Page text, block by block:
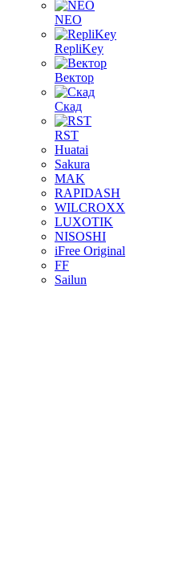
NEO
RepliKey
Вектор
Скад
RST
Huatai
Sakura
MAK
RAPIDASH
WILCROXX
LUXOTIK
NISOSHI
iFree Original
FF
Sailun